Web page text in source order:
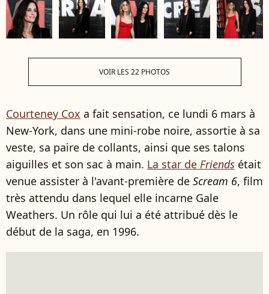
VOIR LES 22 PHOTOS
Courteney Cox a fait sensation, ce lundi 6 mars à
New-York, dans une mini-robe noire, assortie à sa
veste, sa paire de collants, ainsi que ses talons
aiguilles et son sac à main. La star de Friends était
venue assister à l'avant-première de Scream 6, film
très attendu dans lequel elle incarne Gale
Weathers. Un rôle qui lui a été attribué dès le
début de la saga, en 1996.